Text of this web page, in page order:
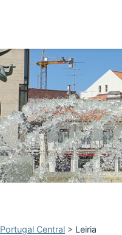
Portugal Central > Leiria